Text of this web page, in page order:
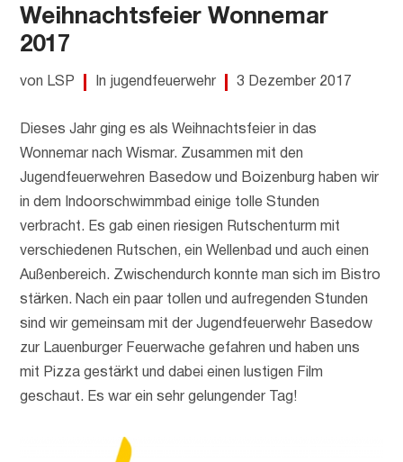
Weihnachtsfeier Wonnemar
2017
von LSP In jugendfeuerwehr 3 Dezember 2017
Dieses Jahr ging es als Weihnachtsfeier in das
Wonnemar nach Wismar. Zusammen mit den
Jugendfeuerwehren Basedow und Boizenburg haben wir
in dem Indoorschwimmbad einige tolle Stunden
verbracht. Es gab einen riesigen Rutschenturm mit
verschiedenen Rutschen, ein Wellenbad und auch einen
Außenbereich. Zwischendurch konnte man sich im Bistro
stärken. Nach ein paar tollen und aufregenden Stunden
sind wir gemeinsam mit der Jugendfeuerwehr Basedow
zur Lauenburger Feuerwache gefahren und haben uns
mit Pizza gestärkt und dabei einen lustigen Film
geschaut. Es war ein sehr gelungender Tag!